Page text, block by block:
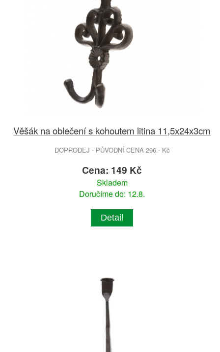
Věšák na oblečení s kohoutem litina 11,5x24x3cm
DOPRODEJ - PŮVODNÍ CENA 296.- Kč
Cena: 149 Kč
Skladem
Doručíme do: 12.8.
Detail